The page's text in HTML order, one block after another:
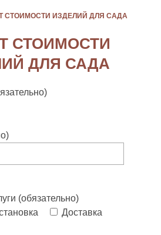
СТОИМОСТИ ИЗДЕЛИЙ ДЛЯ САДА
СТОИМОСТИ
ДЛЯ САДА
(обязательно)
Доставка